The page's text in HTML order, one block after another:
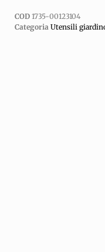
COD 1735-00123104
Categoria Utensili